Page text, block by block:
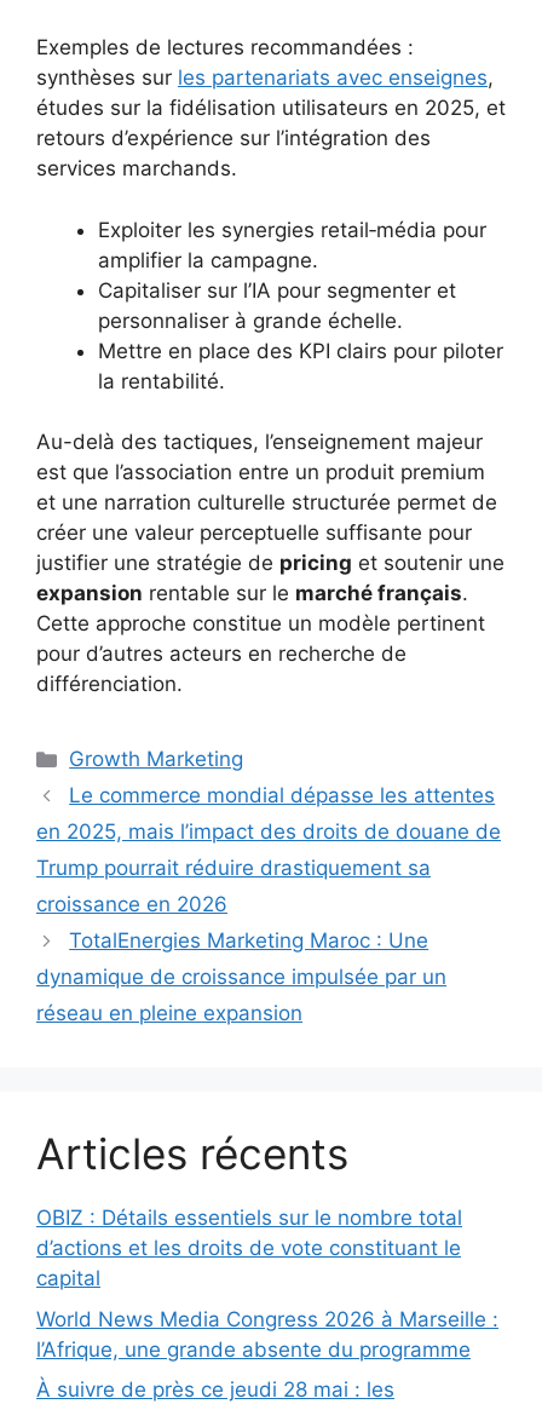
Exemples de lectures recommandées :
synthèses sur les partenariats avec enseignes,
études sur la fidélisation utilisateurs en 2025, et
retours d’expérience sur l’intégration des
services marchands.
Exploiter les synergies retail‑média pour
amplifier la campagne.
Capitaliser sur l’IA pour segmenter et
personnaliser à grande échelle.
Mettre en place des KPI clairs pour piloter
la rentabilité.
Au-delà des tactiques, l’enseignement majeur
est que l’association entre un produit premium
et une narration culturelle structurée permet de
créer une valeur perceptuelle suffisante pour
justifier une stratégie de pricing et soutenir une
expansion rentable sur le marché français.
Cette approche constitue un modèle pertinent
pour d’autres acteurs en recherche de
différenciation.
Catégories
Growth Marketing
Le commerce mondial dépasse les attentes
en 2025, mais l’impact des droits de douane de
Trump pourrait réduire drastiquement sa
croissance en 2026
TotalEnergies Marketing Maroc : Une
dynamique de croissance impulsée par un
réseau en pleine expansion
Articles récents
OBIZ : Détails essentiels sur le nombre total
d’actions et les droits de vote constituant le
capital
World News Media Congress 2026 à Marseille :
l’Afrique, une grande absente du programme
À suivre de près ce jeudi 28 mai : les